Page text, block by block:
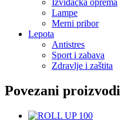
Izviđačka oprema
Lampe
Merni pribor
Lepota
Antistres
Sport i zabava
Zdravlje i zaštita
Povezani proizvodi